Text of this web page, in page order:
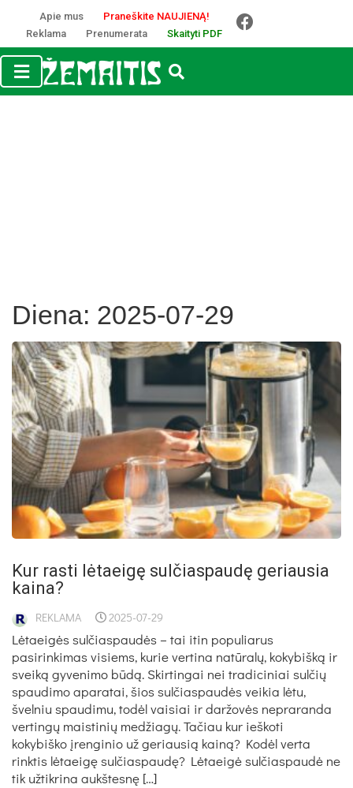
Apie mus
Praneškite NAUJIENĄ!
Reklama
Prenumerata Skaityti PDF
Diena: 2025-07-29
Kur rasti lėtaeigę sulčiaspaudę geriausia
kaina?
REKLAMA 2025-07-29
Lėtaeigės sulčiaspaudės – tai itin populiarus
pasirinkimas visiems, kurie vertina natūralų, kokybišką ir
sveiką gyvenimo būdą. Skirtingai nei tradiciniai sulčių
spaudimo aparatai, šios sulčiaspaudės veikia lėtu,
švelniu spaudimu, todėl vaisiai ir daržovės nepraranda
vertingų maistinių medžiagų. Tačiau kur ieškoti
kokybiško įrenginio už geriausią kainą? Kodėl verta
rinktis lėtaeigę sulčiaspaudę? Lėtaeigė sulčiaspaudė ne
tik užtikrina aukštesnę […]